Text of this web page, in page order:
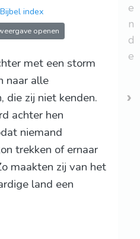
index
openen
met een storm
naar alle
die zij niet kenden.
achter hen
niemand
trekken of ernaar
maakten zij van het
land een
e
n
d
e